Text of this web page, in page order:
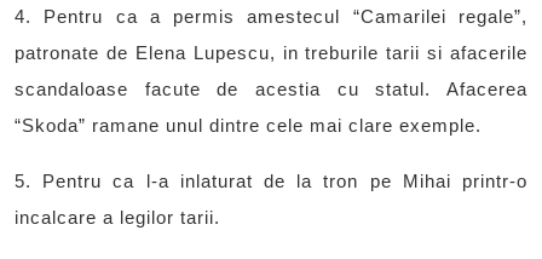
4. Pentru ca a permis amestecul “Camarilei regale”,
patronate de Elena Lupescu, in treburile tarii si afacerile
scandaloase facute de acestia cu statul. Afacerea
“Skoda” ramane unul dintre cele mai clare exemple.
5. Pentru ca l-a inlaturat de la tron pe Mihai printr-o
incalcare a legilor tarii.